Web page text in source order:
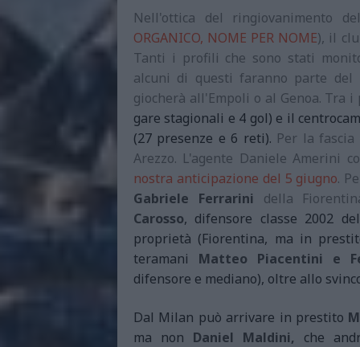
Nell'ottica del ringiovanimento
ORGANICO, NOME PER NOME), il
Tanti i profili che sono stati
alcuni di questi faranno parte del
giocherà all'Empoli o al Genoa. Tra
gare stagionali e 4 gol) e il
(27 presenze e 6 reti). Per la
Arezzo. L'agente Daniele Amerini
nostra anticipazione del 5 giugno.
Gabriele Ferrarini della
Carosso, difensore classe 2002
proprietà (Fiorentina, ma in
teramani Matteo Piacentini e
difensore e mediano), oltre allo
Dal Milan può arrivare in prestito
ma non Daniel Maldini, che